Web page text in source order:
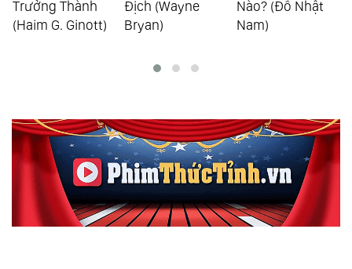
Trưởng Thành
(Haim G. Ginott)
Địch (Wayne
Bryan)
Nào? (Đỗ Nhật
Nam)